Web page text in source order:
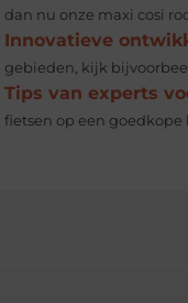
dan nu onze maxi cosi
Innovatieve
gebieden, kijk
Tips van experts
fietsen op een goedkope